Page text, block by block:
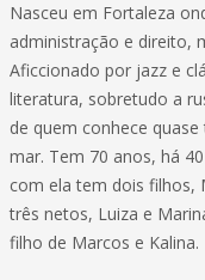
Nasceu em Fortaleza
administração e direito,
Aficcionado por jazz e
literatura, sobretudo a
de quem conhece
mar. Tem 70 anos, há
com ela tem dois filhos,
três netos, Luiza e
filho de Marcos e Kalina.